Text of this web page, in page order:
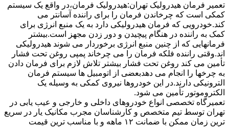
تعمیر فرمان هیدرولیک تهران:هیدرولیک فرمان،در واقع یک سیستم
کمکی است که چرخاندن فرمان را برای راننده آسانتر می
کند.خودرویی که فرمان هیدرولیکی دارد به یک منبع انرژی برای
کمک به راننده در هنگام پیچیدن و دور زدن مجهز است.بیشتر
فرمانهایی که از چنین منبع انرژی برخوردار می شوند هیدرولیکی
اند.وقتی راننده فلکه فرمان را می چرخاند پمپی روغن تحت فشار
تأمین می کند روغن تحت فشار بیشتر تلاش لازم برای فرمان دادن
به چرخها را انجام می دهدبعضی از اتومبیل ها سیستم فرمان
الترونیکی دارند.در این خودروها نیروی کمکی به وسیله یک
الکتروموتور تأمین می شود.
تعمیرگاه تخصصی انواع خودروهای داخلی و خارجی و عیب یابی در
تهران توسط تیم متخصص و کارشناسان مجرب مکانیک یار در سریع
ترین زمان ممکن با ضمانت ۱۲ ماهه و با مناسب ترین قیمت